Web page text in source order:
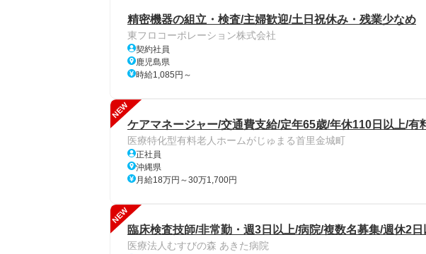
精密機器の組立・検査/主婦歓迎/土日祝休み・残業少なめ
東フロコーポレーション株式会社
契約社員
鹿児島県
時給1,085円～
NEW
ケアマネージャー/交通費支給/定年65歳/年休110日以上/有
医療特化型有料老人ホームがじゅまる首里金城町
正社員
沖縄県
月給18万円～30万1,700円
NEW
臨床検査技師/非常勤・週3日以上/病院/複数名募集/週休2日
医療法人むすびの森 あきた病院